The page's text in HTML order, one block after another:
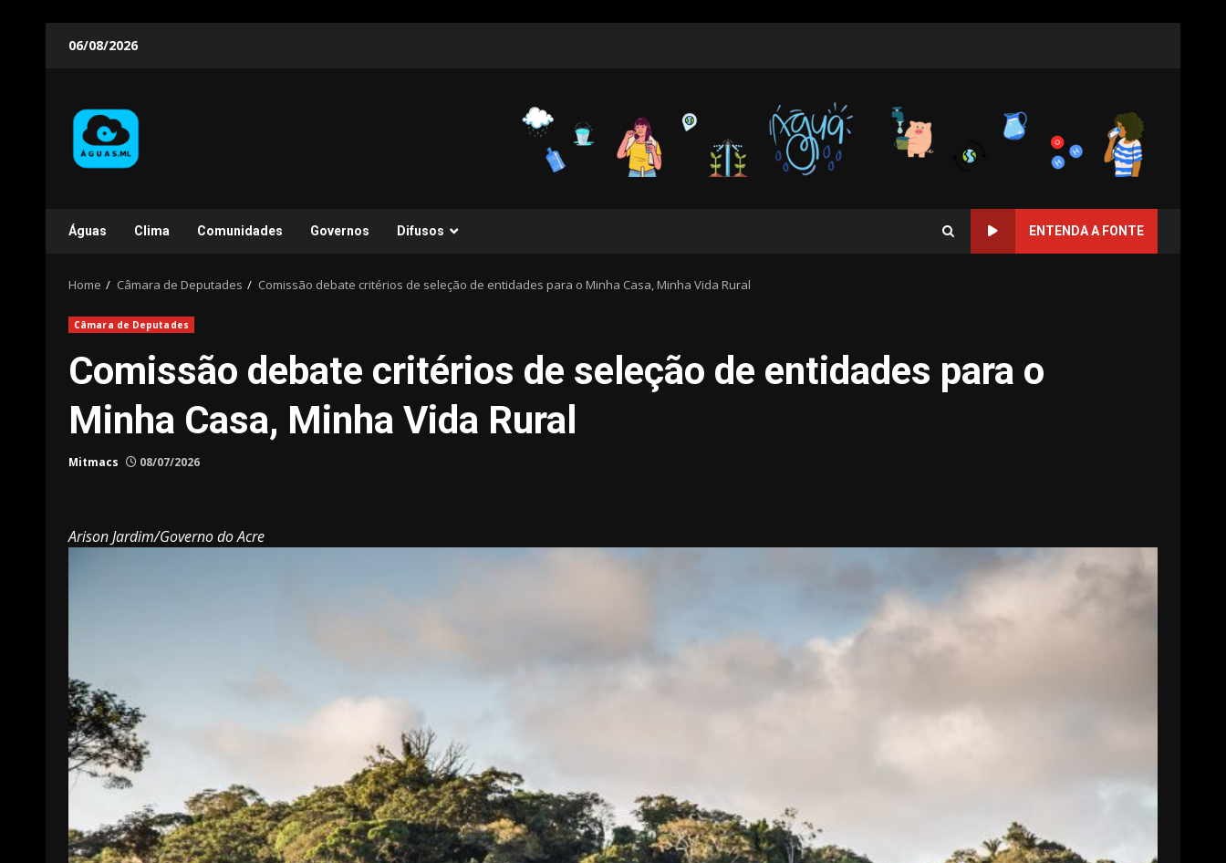
06/08/2026
Águas Clima Comunidades Governos Difusos ENTENDA A FONTE
Home Câmara de Deputades Comissão debate critérios de seleção de entidades para o Minha Casa, Minha Vida Rural
Câmara de Deputades
Comissão debate critérios de seleção de entidades para o
Minha Casa, Minha Vida Rural
Mitmacs 08/07/2026
Arison Jardim/Governo do Acre